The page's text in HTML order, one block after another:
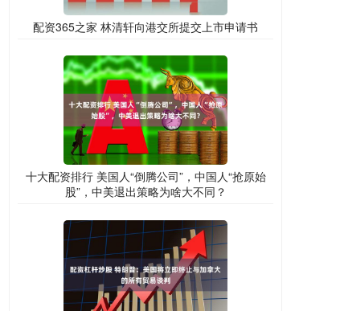
配资365之家 林清轩向港交所提交上市申请书
十大配资排行 美国人“倒腾公司”，中国人“抢原始
股”，中美退出策略为啥大不同？